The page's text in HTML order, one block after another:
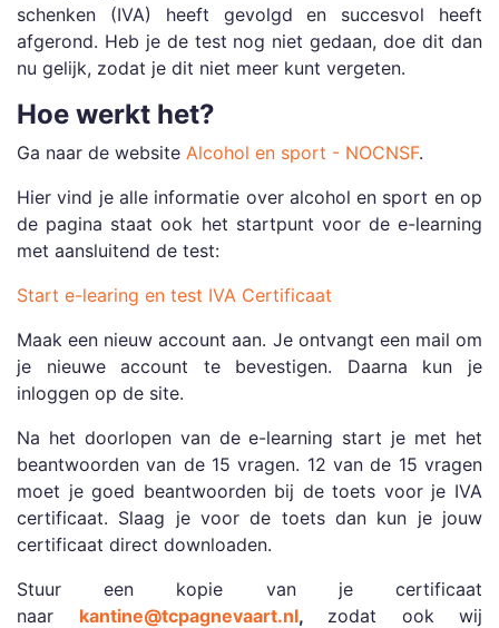
schenken (IVA) heeft gevolgd en succesvol heeft
afgerond. Heb je de test nog niet gedaan, doe dit dan
nu gelijk, zodat je dit niet meer kunt vergeten.
Hoe werkt het?
Ga naar de website Alcohol en sport - NOCNSF.
Hier vind je alle informatie over alcohol en sport en op
de pagina staat ook het startpunt voor de e-learning
met aansluitend de test:
Start e-learing en test IVA Certificaat
Maak een nieuw account aan. Je ontvangt een mail om
je nieuwe account te bevestigen. Daarna kun je
inloggen op de site.
Na het doorlopen van de e-learning start je met het
beantwoorden van de 15 vragen. 12 van de 15 vragen
moet je goed beantwoorden bij de toets voor je IVA
certificaat. Slaag je voor de toets dan kun je jouw
certificaat direct downloaden.
Stuur een kopie van je certificaat
naar kantine@tcpagnevaart.nl, zodat ook wij